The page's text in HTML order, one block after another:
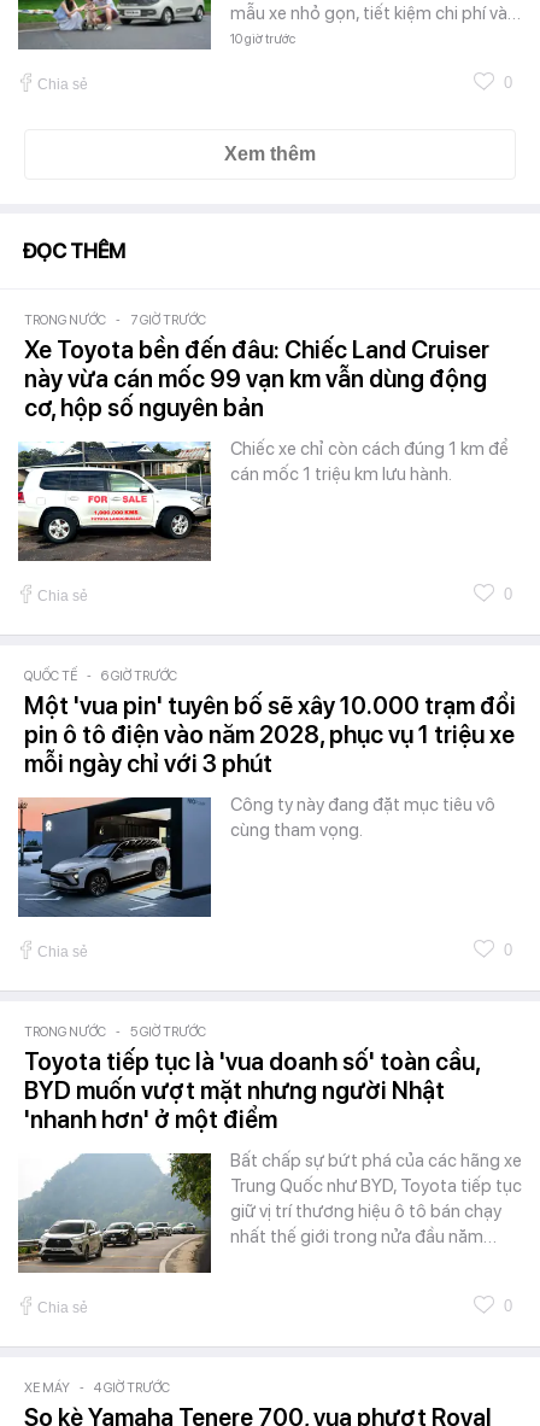
mẫu xe nhỏ gọn, tiết kiệm chi phí và…
10 giờ trước
Chia sẻ 0
Xem thêm
ĐỌC THÊM
TRONG NƯỚC - 7 GIỜ TRƯỚC
Xe Toyota bền đến đâu: Chiếc Land Cruiser
này vừa cán mốc 99 vạn km vẫn dùng động
cơ, hộp số nguyên bản
Chiếc xe chỉ còn cách đúng 1 km để
cán mốc 1 triệu km lưu hành.
Chia sẻ 0
QUỐC TẾ - 6 GIỜ TRƯỚC
Một 'vua pin' tuyên bố sẽ xây 10.000 trạm đổi
pin ô tô điện vào năm 2028, phục vụ 1 triệu xe
mỗi ngày chỉ với 3 phút
Công ty này đang đặt mục tiêu vô
cùng tham vọng.
Chia sẻ 0
TRONG NƯỚC - 5 GIỜ TRƯỚC
Toyota tiếp tục là 'vua doanh số' toàn cầu,
BYD muốn vượt mặt nhưng người Nhật
'nhanh hơn' ở một điểm
Bất chấp sự bứt phá của các hãng xe
Trung Quốc như BYD, Toyota tiếp tục
giữ vị trí thương hiệu ô tô bán chạy
nhất thế giới trong nửa đầu năm…
Chia sẻ 0
XE MÁY - 4 GIỜ TRƯỚC
So kè Yamaha Tenere 700, vua phượt Royal